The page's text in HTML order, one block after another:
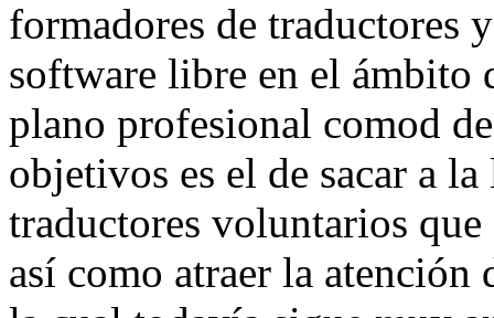
formadores de traductores
software libre en el ámbito
plano profesional comod
objetivos es el de sacar a
traductores voluntarios
así como atraer la atención